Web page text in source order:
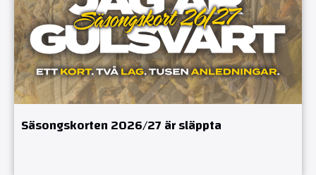
Säsongskorten 2026/27 är släppta